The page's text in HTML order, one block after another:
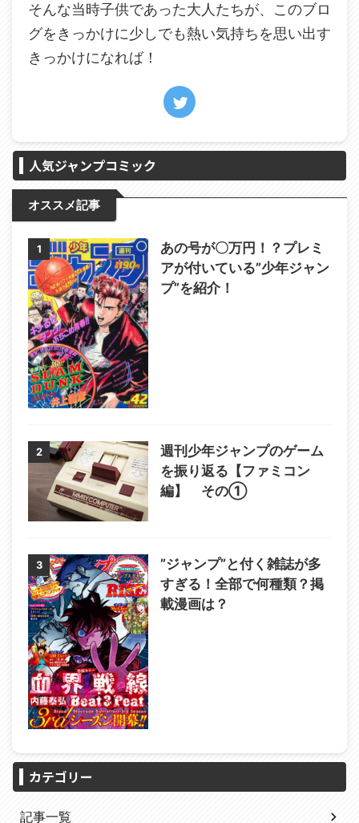
そんな当時子供であった大人たちが、このブロ
グをきっかけに少しでも熱い気持ちを思い出す
きっかけになれば！
人気ジャンプコミック
オススメ記事
1
あの号が〇万円！？プレミ
アが付いている”少年ジャン
プ”を紹介！
2
週刊少年ジャンプのゲーム
を振り返る【ファミコン
編】 その①
3
”ジャンプ”と付く雑誌が多
すぎる！全部で何種類？掲
載漫画は？
カテゴリー
記事一覧